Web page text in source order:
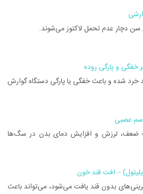
دچار عدم تحمل لاکتوز می‌شوند.
خرد شده و باعث خفگی یا پارگی دستگاه گوارش
ضعف، لرزش و افزایش دمای بدن در سگ‌ها
بدون قند یافت می‌شود، می‌تواند باعث